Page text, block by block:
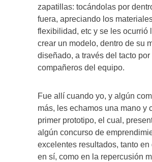
zapatillas: tocándolas por
fuera, apreciando los
flexibilidad, etc y se les ocurrió
crear un modelo, dentro de su
diseñado, a través del tacto por
compañeros del equipo.
Fue allí cuando yo, y algún
más, les echamos una mano y
primer prototipo, el cual,
algún concurso de
excelentes resultados, tanto en
en sí, como en la repercusión